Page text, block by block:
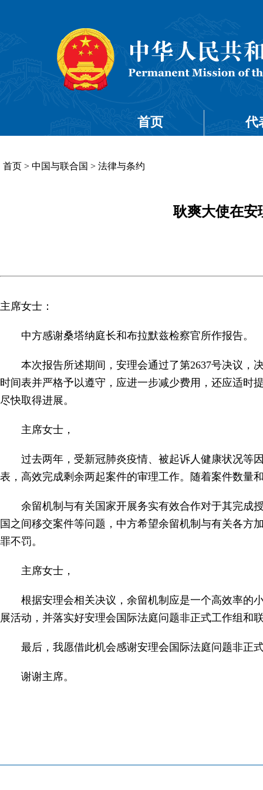
首页 代
首页 > 中国与联合国 > 法律与条约
耿爽大使在安
主席女士：
中方感谢桑塔纳庭长和布拉默兹检察官所作报告。
本次报告所述期间，安理会通过了第2637号决议，
时间表并严格予以遵守，应进一步减少费用，还应适时
尽快取得进展。
主席女士，
过去两年，受新冠肺炎疫情、被起诉人健康状况等
表，高效完成剩余两起案件的审理工作。随着案件数量
余留机制与有关国家开展务实有效合作对于其完成
国之间移交案件等问题，中方希望余留机制与有关各方
罪不罚。
主席女士，
根据安理会相关决议，余留机制应是一个高效率的
展活动，并落实好安理会国际法庭问题非正式工作组和
最后，我愿借此机会感谢安理会国际法庭问题非正
谢谢主席。